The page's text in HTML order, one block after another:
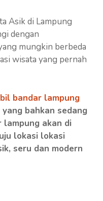
Asik di Lampung
dengan
mungkin berbeda
wisata yang pernah
bandar lampung
bahkan sedang
akan di
lokasi lokasi
seru dan modern